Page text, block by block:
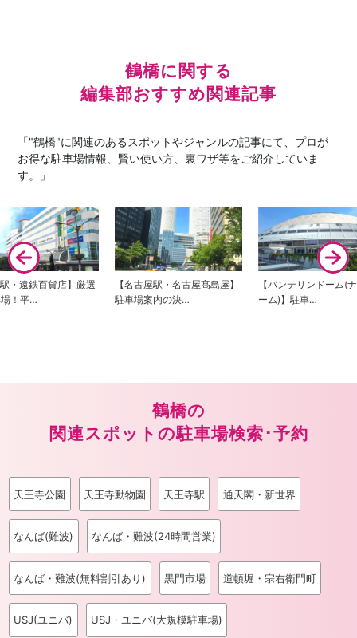
鶴橋に関する
編集部おすすめ関連記事
「"鶴橋"に関連のあるスポットやジャンルの記事にて、プロが
お得な駐車場情報、賢い使い方、裏ワザ等をご紹介していま
す。」
古屋駅・名古屋髙島屋】
場案内の決…
【バンテリンドーム(ナゴヤド
ーム)】駐車…
【豊田スタジアム
内の決定版！イ…
鶴橋の
関連スポットの駐車場検索･予約
天王寺公園 天王寺動物園 天王寺駅 通天閣・新世界
なんば(難波) なんば・難波(24時間営業)
なんば・難波(無料割引あり) 黒門市場 道頓堀・宗右衛門町
USJ(ユニバ) USJ・ユニバ(大規模駐車場)